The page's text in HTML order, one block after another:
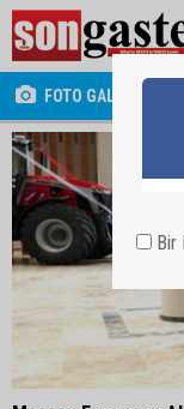
FOTO GALERİ
Bir